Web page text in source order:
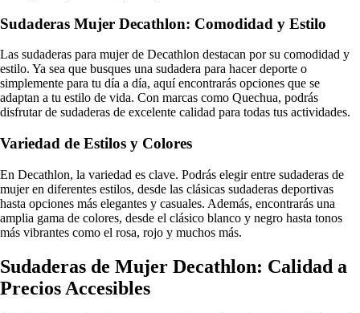
Sudaderas Mujer Decathlon: Comodidad y Estilo
Las sudaderas para mujer de Decathlon destacan por su comodidad y
estilo. Ya sea que busques una sudadera para hacer deporte o
simplemente para tu día a día, aquí encontrarás opciones que se
adaptan a tu estilo de vida. Con marcas como Quechua, podrás
disfrutar de sudaderas de excelente calidad para todas tus actividades.
Variedad de Estilos y Colores
En Decathlon, la variedad es clave. Podrás elegir entre sudaderas de
mujer en diferentes estilos, desde las clásicas sudaderas deportivas
hasta opciones más elegantes y casuales. Además, encontrarás una
amplia gama de colores, desde el clásico blanco y negro hasta tonos
más vibrantes como el rosa, rojo y muchos más.
Sudaderas de Mujer Decathlon: Calidad a
Precios Accesibles